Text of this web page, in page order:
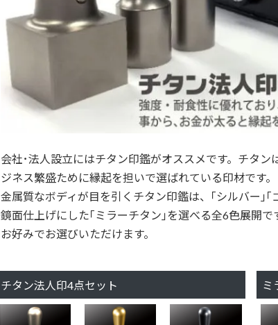
会社･法人設立にはチタン印鑑がオススメです。チタン
ジネス繁盛ために縁起を担いで選ばれている印材です。
金属質なボディが目を引くチタン印鑑は、｢シルバー｣
鏡面仕上げにした｢ミラーチタン｣を選べる全6色展開
お好みでお選びいただけます。
チタン法人印4点セット ミ